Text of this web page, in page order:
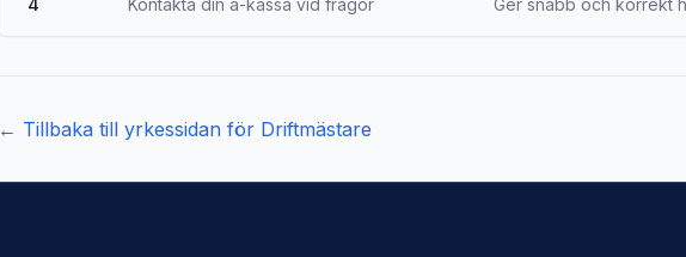
4 Kontakta din a-kassa vid frågor Ger snabb och korrekt
← Tillbaka till yrkessidan för Driftmästare